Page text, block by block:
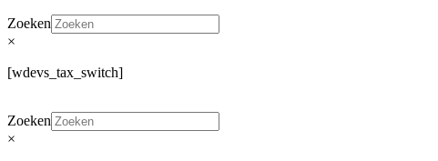
Zoeken
×
[wdevs_tax_switch]
Zoeken
×